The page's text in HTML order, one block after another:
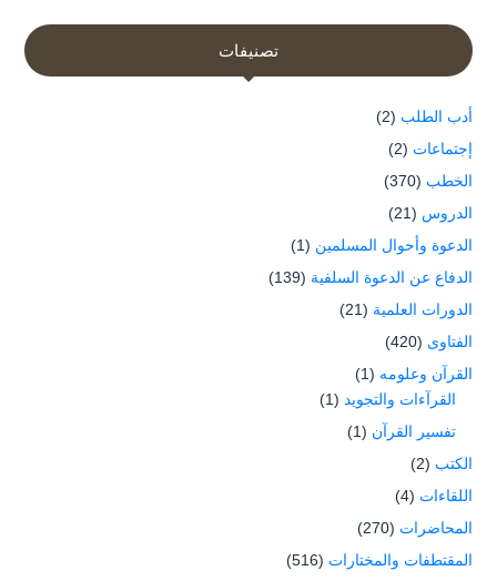
تصنيفات
أدب الطلب (2)
إجتماعات (2)
الخطب (370)
الدروس (21)
الدعوة وأحوال المسلمين (1)
الدفاع عن الدعوة السلفية (139)
الدورات العلمية (21)
الفتاوى (420)
القرآن وعلومه (1)
القرآءات والتجويد (1)
تفسير القرآن (1)
الكتب (2)
اللقاءات (4)
المحاضرات (270)
المقتطفات والمختارات (516)